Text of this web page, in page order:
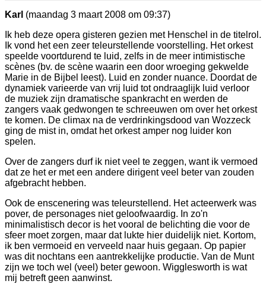
Karl (maandag 3 maart 2008 om 09:37)
Ik heb deze opera gisteren gezien met Henschel in de titelrol.
Ik vond het een zeer teleurstellende voorstelling. Het orkest
speelde voortdurend te luid, zelfs in de meer intimistische
scènes (bv. de scène waarin een door wroeging gekwelde
Marie in de Bijbel leest). Luid en zonder nuance. Doordat de
dynamiek varieerde van vrij luid tot ondraaglijk luid verloor
de muziek zijn dramatische spankracht en werden de
zangers vaak gedwongen te schreeuwen om over het orkest
te komen. De climax na de verdrinkingsdood van Wozzeck
ging de mist in, omdat het orkest amper nog luider kon
spelen.
Over de zangers durf ik niet veel te zeggen, want ik vermoed
dat ze het er met een andere dirigent veel beter van zouden
afgebracht hebben.
Ook de enscenering was teleurstellend. Het acteerwerk was
pover, de personages niet geloofwaardig. In zo'n
minimalistisch decor is het vooral de belichting die voor de
sfeer moet zorgen, maar dat lukte hier duidelijk niet. Kortom,
ik ben vermoeid en verveeld naar huis gegaan. Op papier
was dit nochtans een aantrekkelijke productie. Van de Munt
zijn we toch wel (veel) beter gewoon. Wigglesworth is wat
mij betreft geen aanwinst.